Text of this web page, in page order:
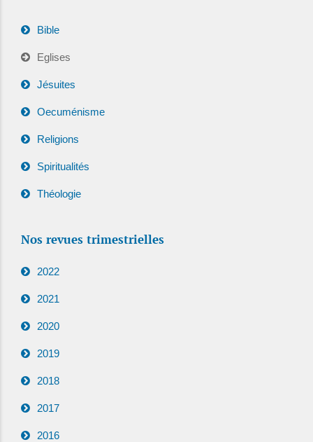
Bible
Eglises
Jésuites
Oecuménisme
Religions
Spiritualités
Théologie
Nos revues trimestrielles
2022
2021
2020
2019
2018
2017
2016